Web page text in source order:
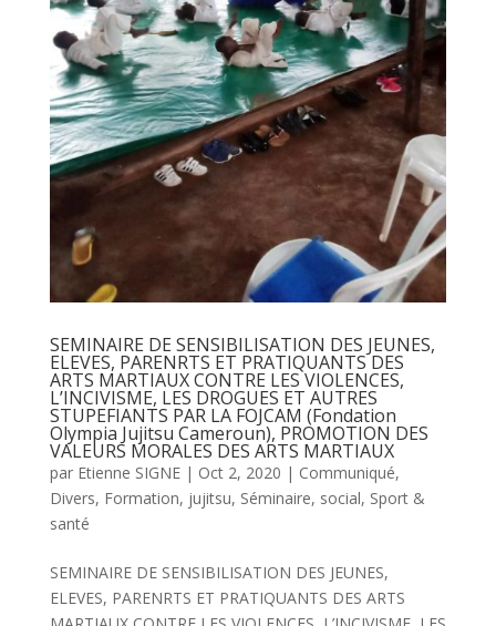
SEMINAIRE DE SENSIBILISATION DES JEUNES,
ELEVES, PARENRTS ET PRATIQUANTS DES
ARTS MARTIAUX CONTRE LES VIOLENCES,
L’INCIVISME, LES DROGUES ET AUTRES
STUPEFIANTS PAR LA FOJCAM (Fondation
Olympia Jujitsu Cameroun), PROMOTION DES
VALEURS MORALES DES ARTS MARTIAUX
par Etienne SIGNE| Oct 2, 2020 | Communiqué,
Divers, Formation, jujitsu, Séminaire, social, Sport &
santé
SEMINAIRE DE SENSIBILISATION DES JEUNES,
ELEVES, PARENRTS ET PRATIQUANTS DES ARTS